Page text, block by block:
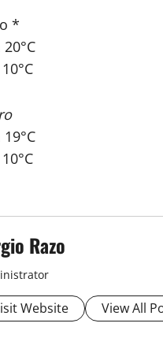
*
Razo
Website View All